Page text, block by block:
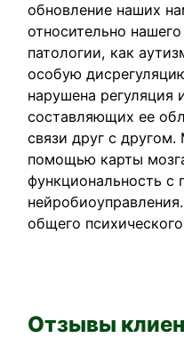
обновление наших
относительно
патологии, как
особую
нарушена регуляция
составляющих ее
связи друг с
помощью карты
функциональность
общего
Отзывы